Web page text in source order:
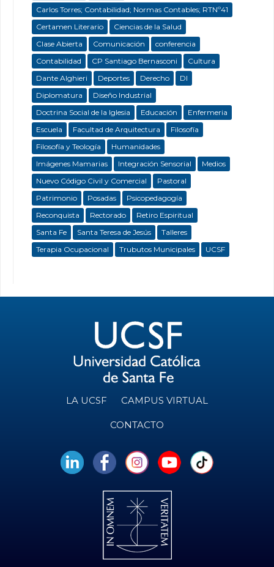
Carlos Torres; Contabilidad; Normas Contables; RTNº41
Certamen Literario
Ciencias de la Salud
Clase Abierta
Comunicación
conferencia
Contabilidad
CP Santiago Bernasconi
Cultura
Dante Alghieri
Deportes Derecho
DI
Diplomatura
Diseño Industrial
Doctrina Social de la Iglesia
Educación
Enfermeria
Escuela
Facultad de Arquitectura
Filosofía
Filosofía y Teología
Humanidades
Imágenes Mamarias
Integración Sensorial
Medios
Nuevo Código Civil y Comercial
Pastoral
Patrimonio
Posadas
Psicopedagogía
Reconquista
Rectorado
Retiro Espiritual
Santa Fe
Santa Teresa de Jesús
Talleres
Terapia Ocupacional
Trubutos Municipales UCSF
LA UCSF CAMPUS VIRTUAL
CONTACTO